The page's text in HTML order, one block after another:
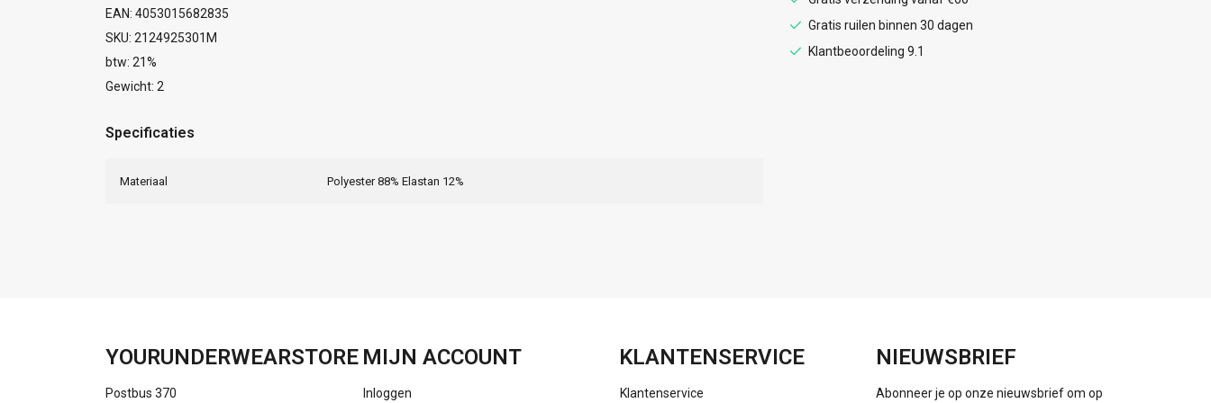
Gratis ruilen binnen 30 dagen
Klantbeoordeling 9.1
EAN: 4053015682835
SKU: 2124925301M
btw: 21%
Gewicht: 2
Specificaties
Materiaal Polyester 88% Elastan 12%
YOURUNDERWEARSTORE
Postbus 370
MIJN ACCOUNT
Inloggen
KLANTENSERVICE
Klantenservice
NIEUWSBRIEF
Abonneer je op onze nieuwsbrief om op